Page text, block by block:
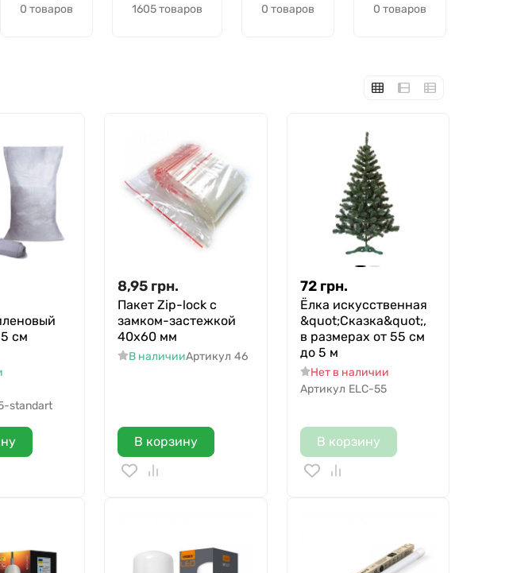
0 товаров 1605 товаров 0 товаров 0 товаров
см
standart
8,95 грн.
Пакет Zip-lock с
замком-застежкой
40х60 мм
В наличииАртикул 46
В корзину
72 грн.
Ёлка искусственная
&quot;Сказка&quot;,
в размерах от 55 см
до 5 м
Нет в наличии
Артикул ELC-55
В корзину